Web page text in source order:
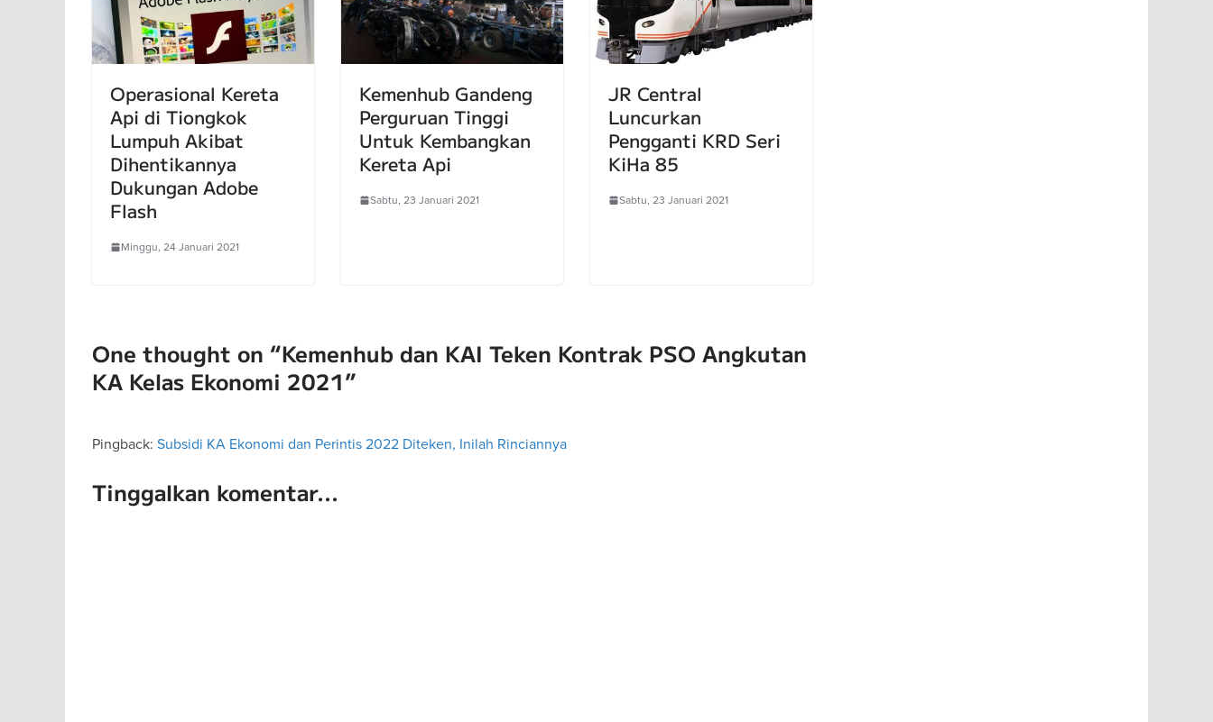
Operasional Kereta
Api di Tiongkok
Lumpuh Akibat
Dihentikannya
Dukungan Adobe
Flash
Minggu, 24 Januari 2021
Kemenhub Gandeng
Perguruan Tinggi
Untuk Kembangkan
Kereta Api
Sabtu, 23 Januari 2021
JR Central
Luncurkan
Pengganti KRD Seri
KiHa 85
Sabtu, 23 Januari 2021
One thought on “Kemenhub dan KAI Teken Kontrak PSO Angkutan
KA Kelas Ekonomi 2021”
Pingback: Subsidi KA Ekonomi dan Perintis 2022 Diteken, Inilah Rinciannya
Tinggalkan komentar...